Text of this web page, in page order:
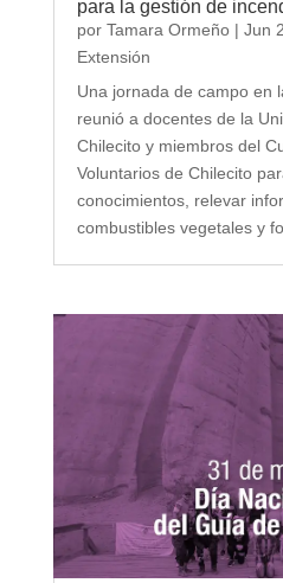
para la gestión de
por Tamara Ormeño| Jun
Extensión
Una jornada de campo en
reunió a docentes de la
Chilecito y miembros del
Voluntarios de Chilecito
conocimientos, relevar
combustibles vegetales y